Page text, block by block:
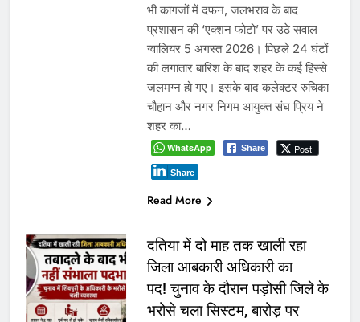
भी कागजों में दफन, जलभराव के बाद
प्रशासन की ‘एक्शन फोटो’ पर उठे सवाल
ग्वालियर 5 अगस्त 2026। पिछले 24 घंटों
की लगातार बारिश के बाद शहर के कई हिस्से
जलमग्न हो गए। इसके बाद कलेक्टर रुचिका
चौहान और नगर निगम आयुक्त संघ प्रिय ने
शहर का…
WhatsApp Share Post
Share
Read More
दतिया में दो माह तक खाली रहा
जिला आबकारी अधिकारी का
पद! चुनाव के दौरान पड़ोसी जिले के
भरोसे चला सिस्टम, बारोड़ पर